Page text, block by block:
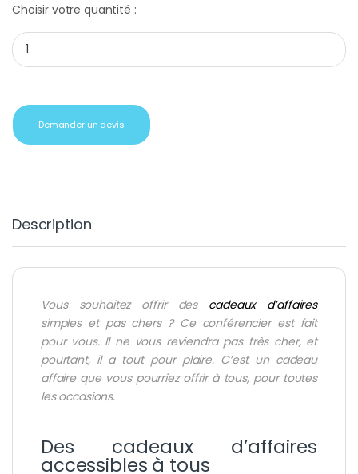
Choisir votre quantité :
Conférencier simili cuir marron quantity
Demander un devis
Description
Vous souhaitez offrir des cadeaux d’affaires
simples et pas chers ? Ce conférencier est fait
pour vous. Il ne vous reviendra pas très cher, et
pourtant, il a tout pour plaire. C’est un cadeau
affaire que vous pourriez offrir à tous, pour toutes
les occasions.
Des cadeaux d’affaires
accessibles à tous